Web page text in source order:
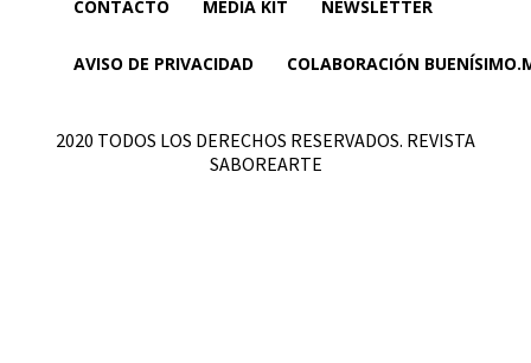
CONTACTO MEDIA KIT NEWSLETTER
AVISO DE PRIVACIDAD COLABORACIÓN
2020 TODOS LOS DERECHOS RESERVADOS. REVISTA
SABOREARTE